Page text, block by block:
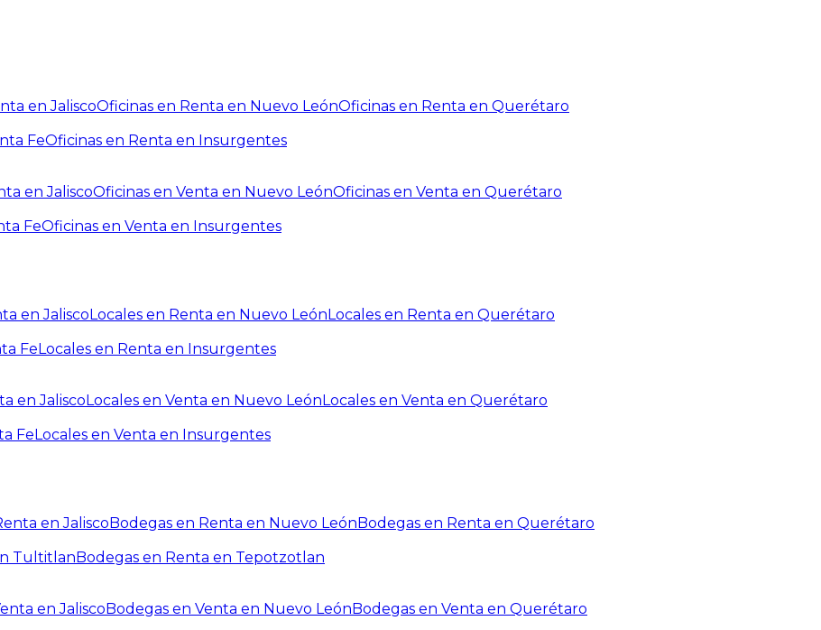
en JaliscoOficinas en Renta en Nuevo LeónOficinas en Renta en Querétaro
FeOficinas en Renta en Insurgentes
en JaliscoOficinas en Venta en Nuevo LeónOficinas en Venta en Querétaro
FeOficinas en Venta en Insurgentes
en JaliscoLocales en Renta en Nuevo LeónLocales en Renta en Querétaro
FeLocales en Renta en Insurgentes
en JaliscoLocales en Venta en Nuevo LeónLocales en Venta en Querétaro
FeLocales en Venta en Insurgentes
en JaliscoBodegas en Renta en Nuevo LeónBodegas en Renta en Querétaro
TultitlanBodegas en Renta en Tepotzotlan
en JaliscoBodegas en Venta en Nuevo LeónBodegas en Venta en Querétaro